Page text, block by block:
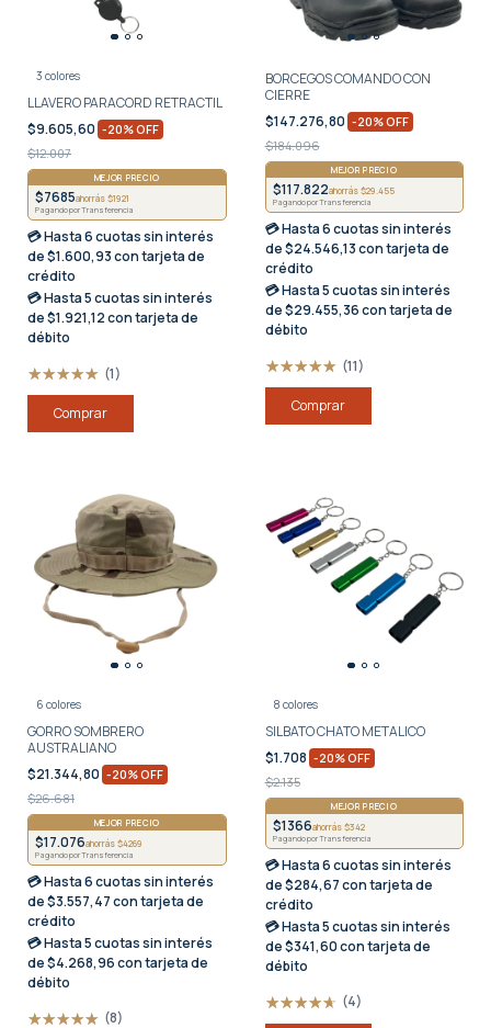
3 colores
LLAVERO PARACORD RETRACTIL
$9.605,60 -20%OFF
$12.007
MEJOR PRECIO
$7685ahorrás $1921
Pagando por Transferencia
💳 Hasta6 cuotas sin interés
de $1.600,93 con tarjeta de
crédito
💳 Hasta5 cuotas sin interés
de $1.921,12 con tarjeta de
débito
(1)
Comprar
BORCEGOS COMANDO CON
CIERRE
$147.276,80 -20%OFF
$184.096
MEJOR PRECIO
$117.822ahorrás $29.455
Pagando por Transferencia
💳 Hasta6 cuotas sin interés
de $24.546,13 con tarjeta de
crédito
💳 Hasta5 cuotas sin interés
de $29.455,36 con tarjeta de
débito
(11)
Comprar
6 colores
GORRO SOMBRERO
AUSTRALIANO
$21.344,80 -20%OFF
$26.681
MEJOR PRECIO
$17.076ahorrás $4269
Pagando por Transferencia
💳 Hasta6 cuotas sin interés
de $3.557,47 con tarjeta de
crédito
💳 Hasta5 cuotas sin interés
de $4.268,96 con tarjeta de
débito
(8)
8 colores
SILBATO CHATO METALICO
$1.708 -20%OFF
$2.135
MEJOR PRECIO
$1366ahorrás $342
Pagando por Transferencia
💳 Hasta6 cuotas sin interés
de $284,67 con tarjeta de
crédito
💳 Hasta5 cuotas sin interés
de $341,60 con tarjeta de
débito
(4)